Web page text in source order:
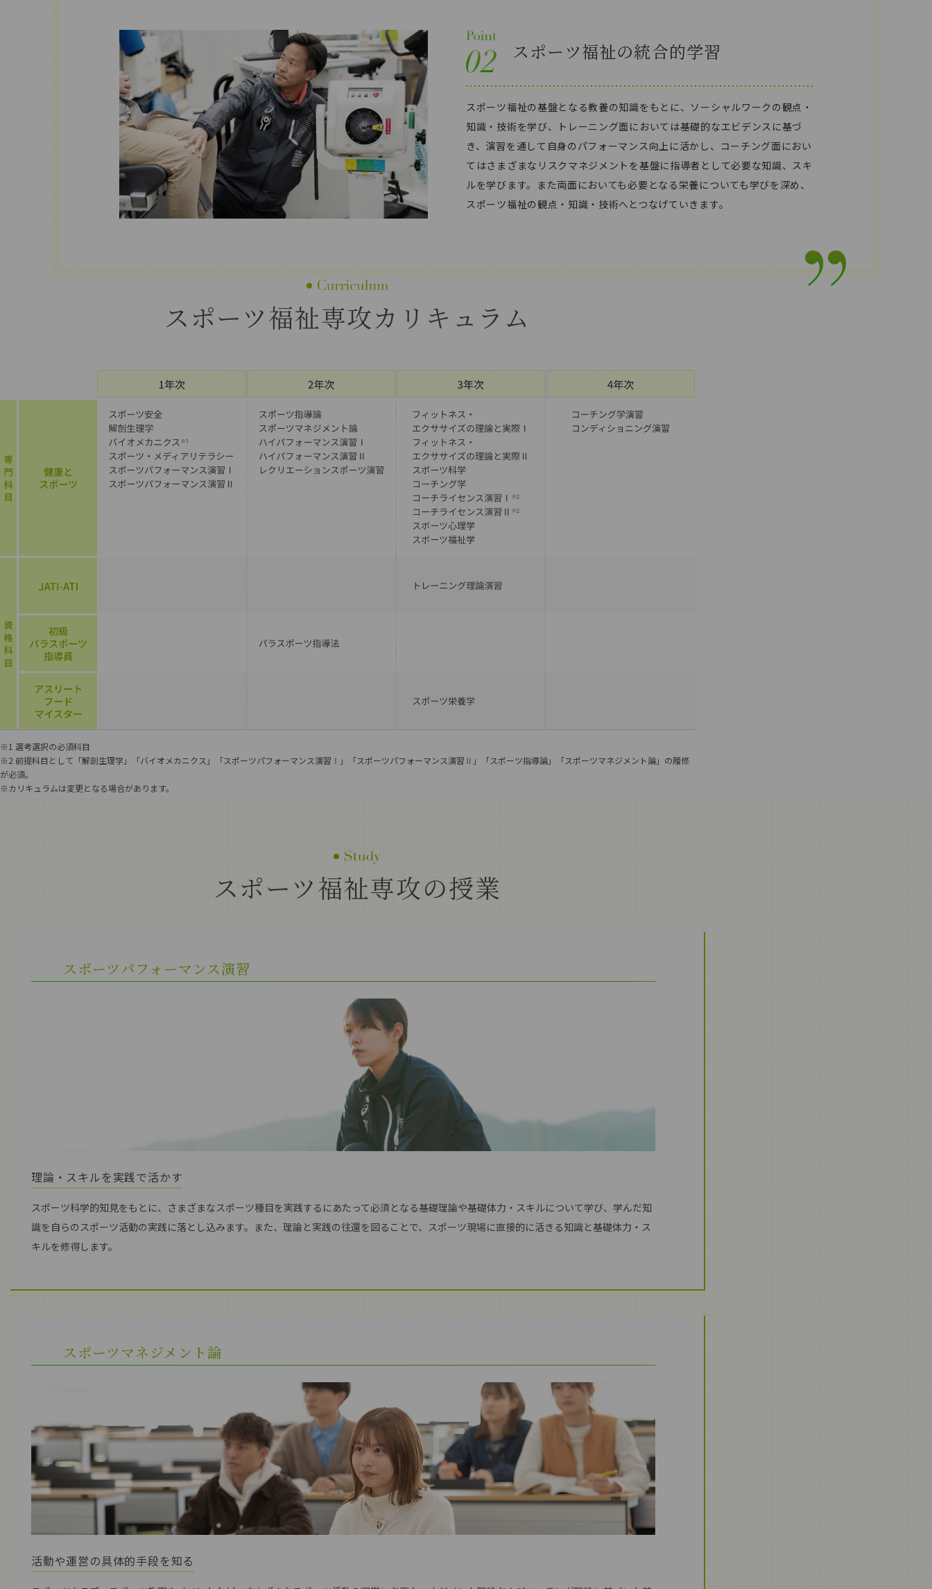
スポーツ福祉の統合的学習
スポーツ福祉の基盤となる教養の知識をもとに、ソーシャルワークの観点・
知識・技術を学び、トレーニング面においては基礎的なエビデンスに基づ
き、演習を通して自身のパフォーマンス向上に活かし、コーチング面におい
てはさまざまなリスクマネジメントを基盤に指導者として必要な知識、スキ
ルを学びます。また両面においても必要となる栄養についても学びを深め、
スポーツ福祉の観点・知識・技術へとつなげていきます。
スポーツ福祉専攻カリキュラム
※1 選考選択の必須科目
※2 前提科目として「解剖生理学」「バイオメカニクス」「スポーツパフォーマンス演習Ⅰ」「スポーツパフォーマンス演習Ⅱ」「スポーツ指導論」「スポーツマネジメント論」の履修
が必須。
※カリキュラムは変更となる場合があります。
スポーツ福祉専攻の授業
スポーツパフォーマンス演習
理論・スキルを実践で活かす
スポーツ科学的知見をもとに、さまざまなスポーツ種目を実践するにあたって必須となる基礎理論や基礎体力・スキルについて学び、学んだ知
識を自らのスポーツ活動の実践に落とし込みます。また、理論と実践の往還を図ることで、スポーツ現場に直接的に活きる知識と基礎体力・ス
キルを修得します。
スポーツマネジメント論
活動や運営の具体的手段を知る